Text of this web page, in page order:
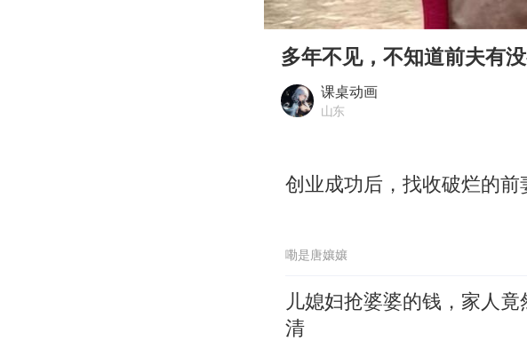
美股存储板块
“新疆阿勒泰八
胡彦斌获《歌
Play
00:00
多年不见，不知道前夫有
课桌动画
山东
创业成功后，找收破烂的前
嘞是唐孃孃
儿媳妇抢婆婆的钱，家人
清